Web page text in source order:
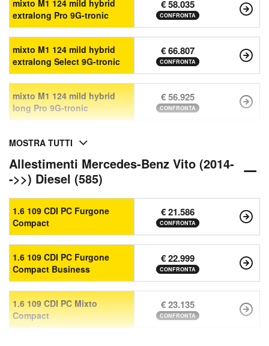
mixto M1 124 mild hybrid
extralong Pro 9G-tronic
€ 58.035
CONFRONTA
mixto M1 124 mild hybrid
extralong Select 9G-tronic
€ 66.807
CONFRONTA
mixto M1 124 mild hybrid
long Pro 9G-tronic
€ 56.925
CONFRONTA
MOSTRA TUTTI
Allestimenti Mercedes-Benz Vito (2014-
->>) Diesel (585)
1.6 109 CDI PC Furgone
Compact
€ 21.586
CONFRONTA
1.6 109 CDI PC Furgone
Compact Business
€ 22.999
CONFRONTA
1.6 109 CDI PC Mixto
Compact
€ 23.135
CONFRONTA